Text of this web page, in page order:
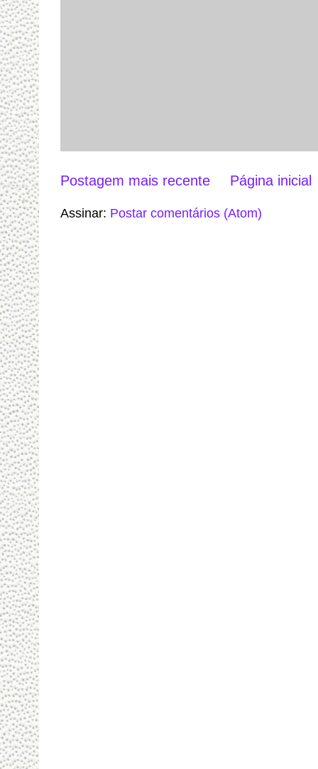
Postagem mais recente Página inicial
Assinar: Postar comentários (Atom)